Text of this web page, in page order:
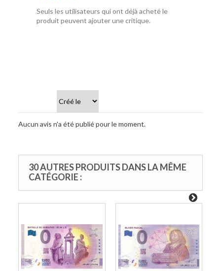
Seuls les utilisateurs qui ont déjà acheté le
produit peuvent ajouter une critique.
Aucun avis n'a été publié pour le moment.
30 AUTRES PRODUITS DANS LA MÊME
CATÉGORIE :